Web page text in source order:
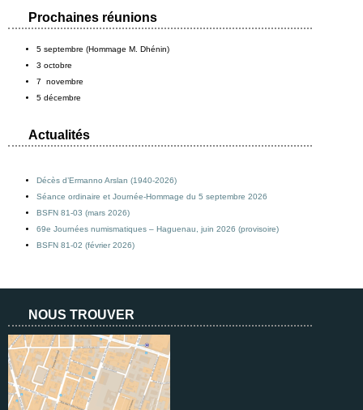
Prochaines réunions
5 septembre (Hommage M. Dhénin)
3 octobre
7 novembre
5 décembre
Actualités
Décès d’Ermanno Arslan (1940-2026)
Séance ordinaire et Journée-Hommage du 5 septembre 2026
BSFN 81-03 (mars 2026)
69e Journées numismatiques – Haguenau, juin 2026 (provisoire)
BSFN 81-02 (février 2026)
NOUS TROUVER